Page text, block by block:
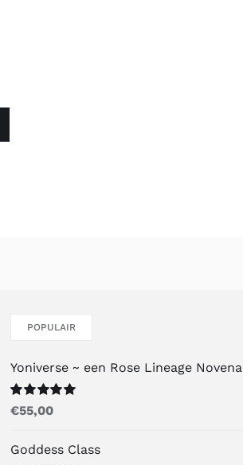
POPULAIR
Yoniverse ~ een Rose Lineage Novena
Gewaardeerd
uit 5
€55,00
Goddess Class